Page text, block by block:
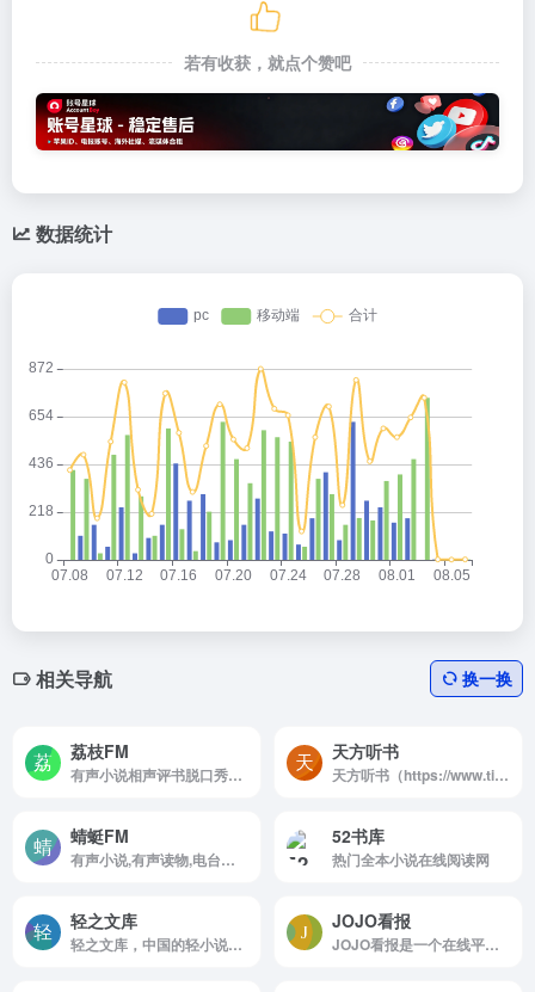
若有收获，就点个赞吧
数据统计
相关导航 换一换
荔枝FM
有声小说相声评书脱口秀广播剧听书直播FM
天方听书
天方听书（https://www.tingbook.com/）是集有声书播讲、原创小说发布、知识付费内容于一体的综合性音频阅读平台
蜻蜓FM
有声小说,有声读物,电台广播在线听书
52书库
热门全本小说在线阅读网
轻之文库
轻之文库，中国的轻小说文库
JOJO看报
JOJO看报是一个在线平台，专注于提供老报纸、期刊和杂志的在线阅读和下载服务。涵盖了《人民日报》、《参考消息》、《红旗》以及《人民画报》等报刊，时间跨度从建国时期到现代。